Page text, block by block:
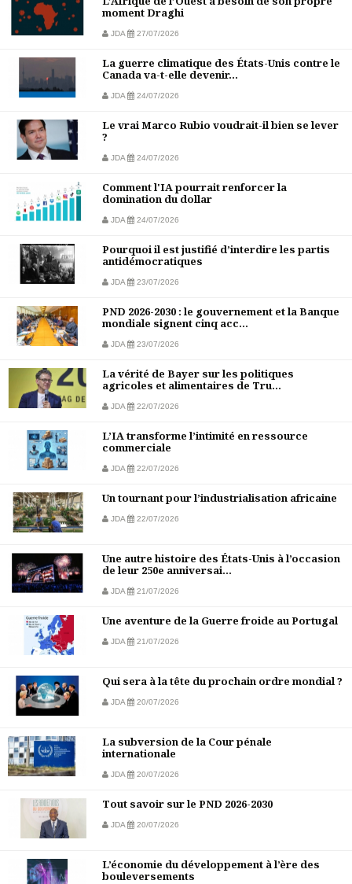
moment Draghi
JDA 27/07/2026
La guerre climatique des États-Unis contre le
Canada va-t-elle devenir...
JDA 24/07/2026
Le vrai Marco Rubio voudrait-il bien se lever
?
JDA 24/07/2026
Comment l'IA pourrait renforcer la
domination du dollar
JDA 24/07/2026
Pourquoi il est justifié d’interdire les partis
antidémocratiques
JDA 23/07/2026
PND 2026-2030 : le gouvernement et la Banque
mondiale signent cinq acc...
JDA 23/07/2026
La vérité de Bayer sur les politiques
agricoles et alimentaires de Tru...
JDA 22/07/2026
L’IA transforme l’intimité en ressource
commerciale
JDA 22/07/2026
Un tournant pour l’industrialisation africaine
JDA 22/07/2026
Une autre histoire des États-Unis à l’occasion
de leur 250e anniversai...
JDA 21/07/2026
Une aventure de la Guerre froide au Portugal
JDA 21/07/2026
Qui sera à la tête du prochain ordre mondial ?
JDA 20/07/2026
La subversion de la Cour pénale
internationale
JDA 20/07/2026
Tout savoir sur le PND 2026-2030
JDA 20/07/2026
L’économie du développement à l’ère des
bouleversements